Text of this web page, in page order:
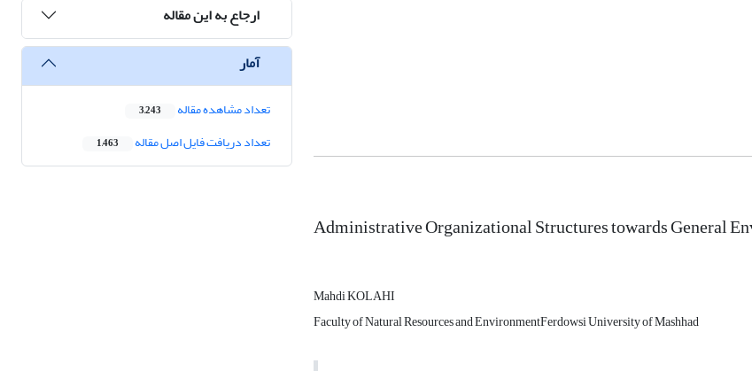
Administrative Organizational Structures towards General
Mahdi KOLAHI
Faculty of Natural Resources and EnvironmentFerdowsi University of Mashhad
ارجاع به این مقاله
آمار
تعداد مشاهده مقاله 3,243
تعداد دریافت فایل اصل مقاله 1,463